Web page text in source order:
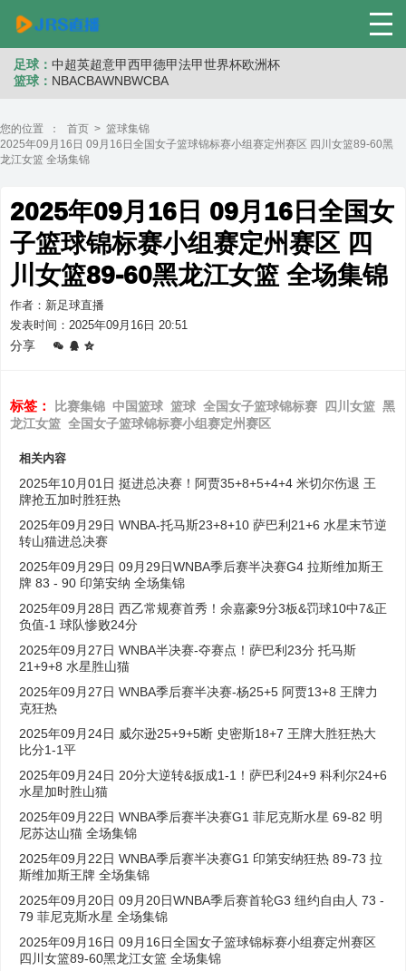
足球： 中超英超意甲西甲德甲法甲世界杯欧洲杯
篮球： NBACBAWNBWCBA
您的位置 ： 首页 > 篮球集锦
2025年09月16日 09月16日全国女子篮球锦标赛小组赛定州赛区 四川女篮89-60黑
龙江女篮 全场集锦
2025年09月16日 09月16日全国女
子篮球锦标赛小组赛定州赛区 四
川女篮89-60黑龙江女篮 全场集锦
作者：新足球直播
发表时间：2025年09月16日 20:51
分享
标签： 比赛集锦 中国篮球 篮球 全国女子篮球锦标赛 四川女篮 黑
龙江女篮 全国女子篮球锦标赛小组赛定州赛区
相关内容
2025年10月01日 挺进总决赛！阿贾35+8+5+4+4 米切尔伤退 王
牌抢五加时胜狂热
2025年09月29日 WNBA-托马斯23+8+10 萨巴利21+6 水星末节逆
转山猫进总决赛
2025年09月29日 09月29日WNBA季后赛半决赛G4 拉斯维加斯王
牌 83 - 90 印第安纳 全场集锦
2025年09月28日 西乙常规赛首秀！余嘉豪9分3板&罚球10中7&正
负值-1 球队惨败24分
2025年09月27日 WNBA半决赛-夺赛点！萨巴利23分 托马斯
21+9+8 水星胜山猫
2025年09月27日 WNBA季后赛半决赛-杨25+5 阿贾13+8 王牌力
克狂热
2025年09月24日 威尔逊25+9+5断 史密斯18+7 王牌大胜狂热大
比分1-1平
2025年09月24日 20分大逆转&扳成1-1！萨巴利24+9 科利尔24+6
水星加时胜山猫
2025年09月22日 WNBA季后赛半决赛G1 菲尼克斯水星 69-82 明
尼苏达山猫 全场集锦
2025年09月22日 WNBA季后赛半决赛G1 印第安纳狂热 89-73 拉
斯维加斯王牌 全场集锦
2025年09月20日 09月20日WNBA季后赛首轮G3 纽约自由人 73 -
79 菲尼克斯水星 全场集锦
2025年09月16日 09月16日全国女子篮球锦标赛小组赛定州赛区
四川女篮89-60黑龙江女篮 全场集锦